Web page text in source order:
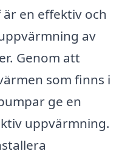
en effektiv och
av
Genom att
som finns i
ge en
uppvärmning.